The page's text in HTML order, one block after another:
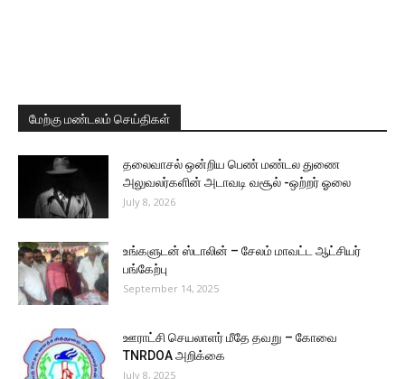
மேற்கு மண்டலம் செய்திகள்
தலைவாசல் ஒன்றிய பெண் மண்டல துணை
அலுவலர்களின் அடாவடி வசூல் -ஒற்றர் ஓலை
July 8, 2026
உங்களுடன் ஸ்டாலின் – சேலம் மாவட்ட ஆட்சியர்
பங்கேற்பு
September 14, 2025
ஊராட்சி செயலாளர் மீதே தவறு – கோவை
TNRDOA அறிக்கை
July 8, 2025